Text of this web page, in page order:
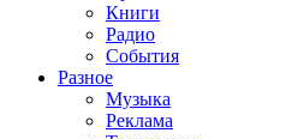
Книги
Радио
События
Разное
Музыка
Реклама